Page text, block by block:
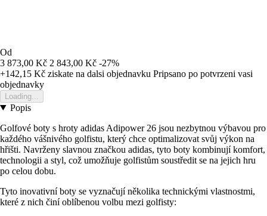
Od
3 873,00 Kč 2 843,00 Kč -27%
+142,15 Kč ziskate na dalsi objednavku Pripsano po potvrzeni vasi
objednavky
Loading...
Popis
Golfové boty s hroty adidas Adipower 26 jsou nezbytnou výbavou pro
každého vášnivého golfistu, který chce optimalizovat svůj výkon na
hřišti. Navrženy slavnou značkou adidas, tyto boty kombinují komfort,
technologii a styl, což umožňuje golfistům soustředit se na jejich hru
po celou dobu.
Tyto inovativní boty se vyznačují několika technickými vlastnostmi,
které z nich činí oblíbenou volbu mezi golfisty: